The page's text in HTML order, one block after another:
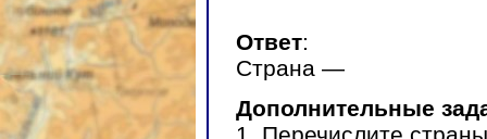
Ответ:
Страна —
Дополнительные